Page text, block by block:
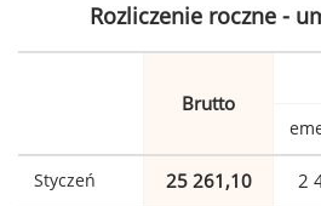
Rozliczenie roczne -
Brutto
Styczeń 25 261,10 2